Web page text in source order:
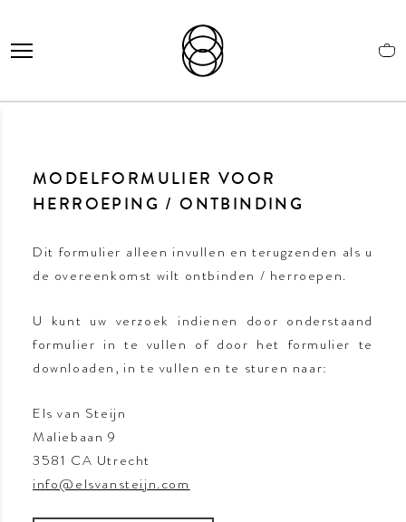
MODELFORMULIER VOOR
HERROEPING / ONTBINDING
Dit formulier alleen invullen en terugzenden als u
de overeenkomst wilt ontbinden / herroepen.
U kunt uw verzoek indienen door onderstaand
formulier in te vullen of door het formulier te
downloaden, in te vullen en te sturen naar:
Els van Steijn
Maliebaan 9
3581 CA Utrecht
info@elsvansteijn.com